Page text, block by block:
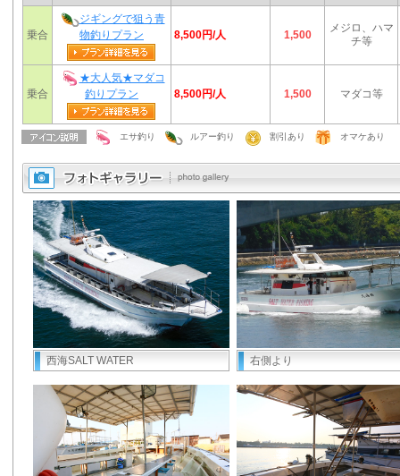
乗合
ジギングで狙う青
物釣りプラン
8,500円/人 1,500
メジロ、ハマ
チ等
乗合
★大人気★マダコ
釣りプラン
8,500円/人 1,500 マダコ等
エサ釣り ルアー釣り 割引あり オマケあり
西海SALT WATER 右側より